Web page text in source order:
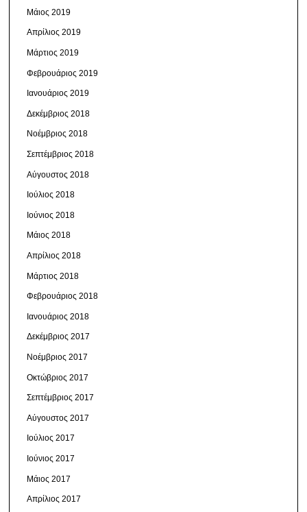
Μάιος 2019
Απρίλιος 2019
Μάρτιος 2019
Φεβρουάριος 2019
Ιανουάριος 2019
Δεκέμβριος 2018
Νοέμβριος 2018
Σεπτέμβριος 2018
Αύγουστος 2018
Ιούλιος 2018
Ιούνιος 2018
Μάιος 2018
Απρίλιος 2018
Μάρτιος 2018
Φεβρουάριος 2018
Ιανουάριος 2018
Δεκέμβριος 2017
Νοέμβριος 2017
Οκτώβριος 2017
Σεπτέμβριος 2017
Αύγουστος 2017
Ιούλιος 2017
Ιούνιος 2017
Μάιος 2017
Απρίλιος 2017